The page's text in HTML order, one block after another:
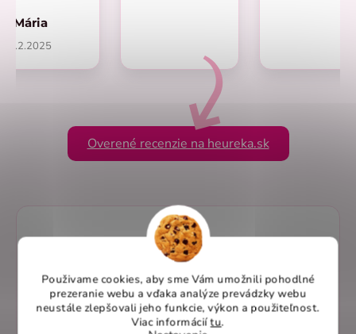
Použivame cookies, aby sme Vám umožnili pohodlné
prezeranie webu a vďaka analýze prevádzky webu
neustále zlepšovali jeho funkcie, výkon a použiteľnost.
Viac informáciítu.
Mária
1.2.2025
Overené recenzie na heureka.sk